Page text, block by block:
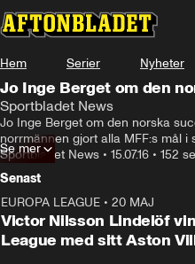
Hem Serier Nyheter
Jo Inge Berget om den
Sportbladet News
Jo Inge Berget om den norska
norrmännen gjort alla MFF:s mål
Sportbladet News • 15.07.16 • 152
Se mer
Senast
EUROPA LEAGUE • 20 MAJ
Victor Nilsson Lindelöf
League med sitt Aston